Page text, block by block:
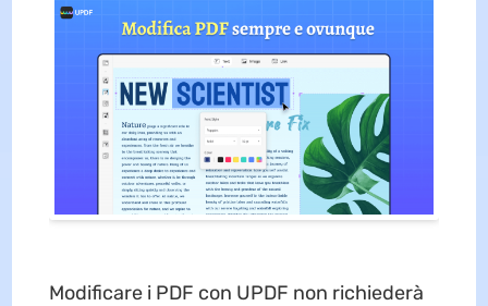
Modificare i PDF con UPDF non richiederà